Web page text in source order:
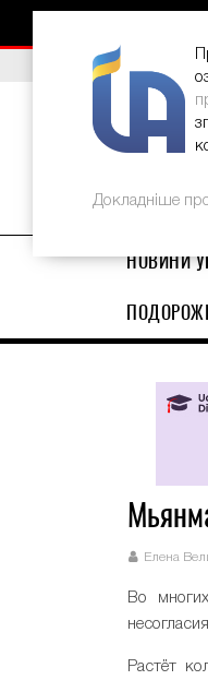
ВИБІР
НОВИНИ
ПОДОРОЖІ
Елена
Во
Растёт
Докладніше